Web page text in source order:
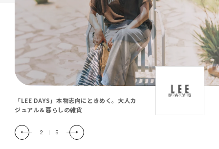
「LEE DAYS」本物志向にときめく。大人カ
ジュアル＆暮らしの雑貨
2 | 5